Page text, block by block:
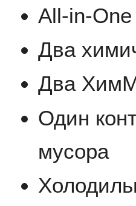
All-in-
Два
Два
Один
мусора